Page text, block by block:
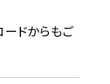
ドからもご